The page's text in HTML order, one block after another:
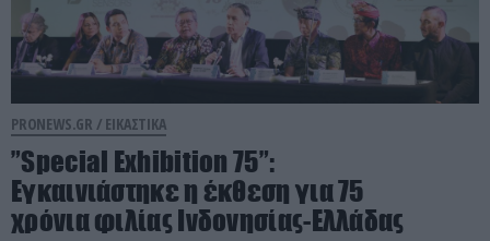
PRONEWS.GR / ΕΙΚΑΣΤΙΚΑ
”Special Exhibition 75”:
Εγκαινιάστηκε η έκθεση για 75
χρόνια φιλίας Ινδονησίας-Ελλάδας